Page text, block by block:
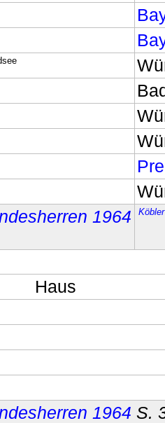
1964
Haus
1964 S.